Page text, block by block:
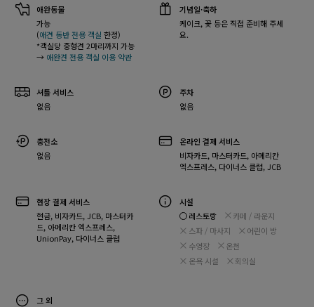
애완동물
가능
(애견 동반 전용 객실 한정)
*객실당 중형견 2마리까지 가능
→ 애완견 전용 객실 이용 약관
기념일·축하
케이크, 꽃 등은 직접 준비해 주세
요.
셔틀 서비스
없음
주차
없음
충전소
없음
온라인 결제 서비스
비자카드, 마스터카드, 아메리칸
엑스프레스, 다이너스 클럽, JCB
현장 결제 서비스
현금, 비자카드, JCB, 마스터카
드, 아메리칸 엑스프레스,
UnionPay, 다이너스 클럽
시설
레스토랑
카페 / 라운지
스파 / 마사지
어린이 방
수영장
온천
온욕 시설
회의실
그 외